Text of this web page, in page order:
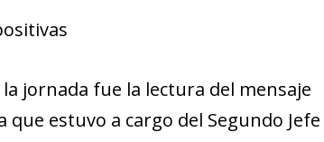
jornada fue la lectura del mensaje
que estuvo a cargo del Segundo Jefe